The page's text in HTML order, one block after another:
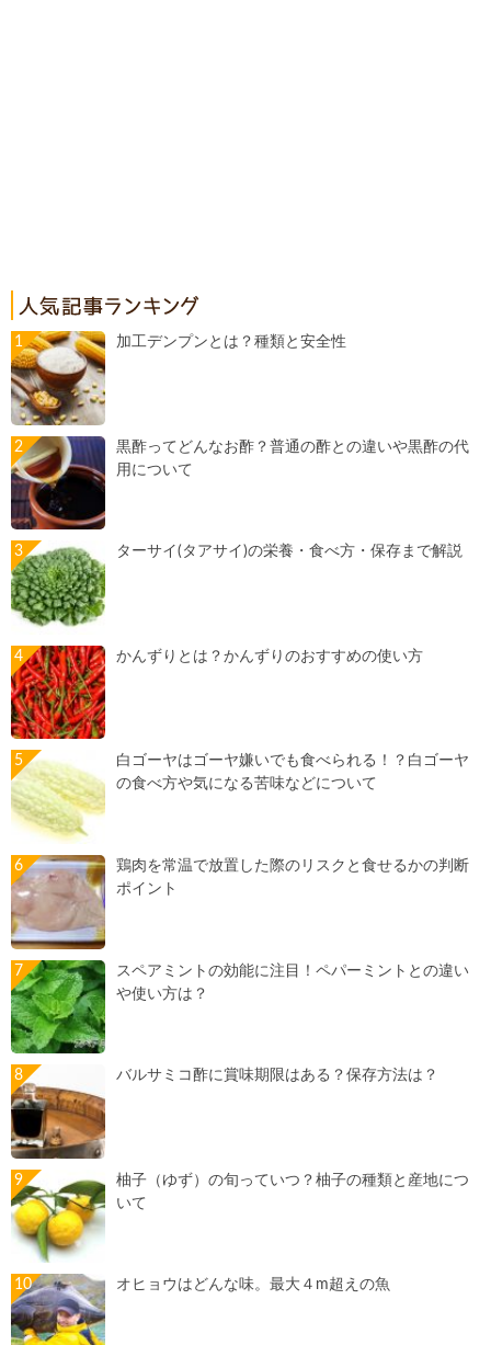
加工デンプンとは？種類と安全性
黒酢ってどんなお酢？普通の酢との違いや黒酢の代
用について
ターサイ(タアサイ)の栄養・食べ方・保存まで解説
かんずりとは？かんずりのおすすめの使い方
白ゴーヤはゴーヤ嫌いでも食べられる！？白ゴーヤ
の食べ方や気になる苦味などについて
鶏肉を常温で放置した際のリスクと食せるかの判断
ポイント
スペアミントの効能に注目！ペパーミントとの違い
や使い方は？
バルサミコ酢に賞味期限はある？保存方法は？
柚子（ゆず）の旬っていつ？柚子の種類と産地につ
いて
オヒョウはどんな味。最大４m超えの魚